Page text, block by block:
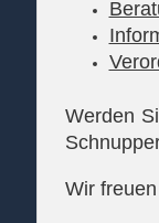
Werden
Wir